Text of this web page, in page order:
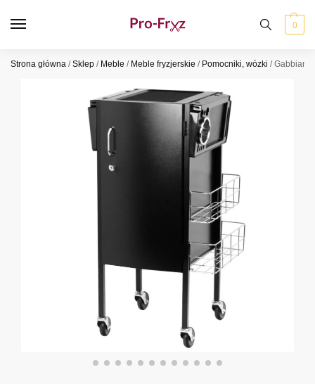
0
Strona główna /Sklep / Meble / Meble fryzjerskie / Pomocniki, wózki /Gabbiano